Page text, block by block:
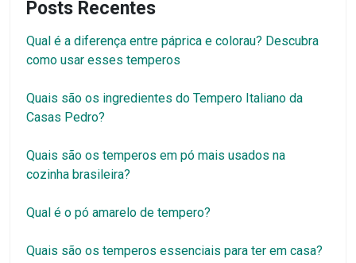
Posts Recentes
Qual é a diferença entre páprica e colorau? Descubra
como usar esses temperos
Quais são os ingredientes do Tempero Italiano da
Casas Pedro?
Quais são os temperos em pó mais usados na
cozinha brasileira?
Qual é o pó amarelo de tempero?
Quais são os temperos essenciais para ter em casa?